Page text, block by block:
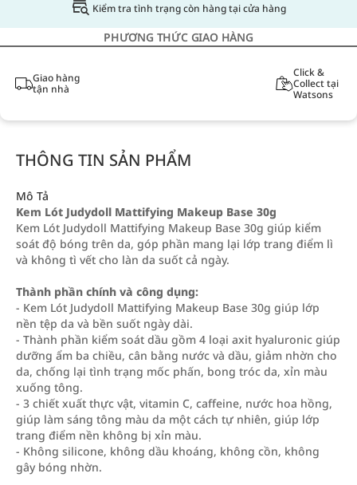
Kiểm tra tình trạng còn hàng tại cửa hàng
PHƯƠNG THỨC GIAO HÀNG
Giao hàng
tận nhà
Click &
Collect tại
Watsons
THÔNG TIN SẢN PHẨM
Mô Tả
Kem Lót Judydoll Mattifying Makeup Base 30g
Kem Lót Judydoll Mattifying Makeup Base 30g giúp kiểm
soát độ bóng trên da, góp phần mang lại lớp trang điểm lì
và không tì vết cho làn da suốt cả ngày.
Thành phần chính và công dụng:
- Kem Lót Judydoll Mattifying Makeup Base 30g giúp lớp
nền tệp da và bền suốt ngày dài.
- Thành phần kiểm soát dầu gồm 4 loại axit hyaluronic giúp
dưỡng ẩm ba chiều, cân bằng nước và dầu, giảm nhờn cho
da, chống lại tình trạng mốc phấn, bong tróc da, xỉn màu
xuống tông.
- 3 chiết xuất thực vật, vitamin C, caffeine, nước hoa hồng,
giúp làm sáng tông màu da một cách tự nhiên, giúp lớp
trang điểm nền không bị xỉn màu.
- Không silicone, không dầu khoáng, không cồn, không
gây bóng nhờn.